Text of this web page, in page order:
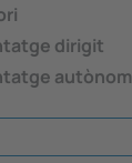
dirigit
autònom